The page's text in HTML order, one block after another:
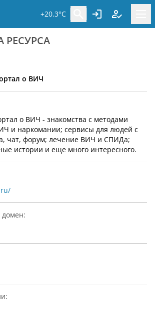
+20.3°C
РЕСУРСА
о ВИЧ
о ВИЧ - знакомства с методами
и наркомании; сервисы для людей с
чат, форум; лечение ВИЧ и СПИДа;
истории и еще много интересного.